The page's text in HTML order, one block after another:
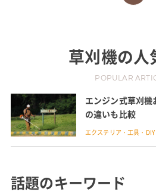
草刈機の人
POPULAR
エンジン式草刈機
の違いも比較
エクステリア・工具・DIY
話題のキーワード